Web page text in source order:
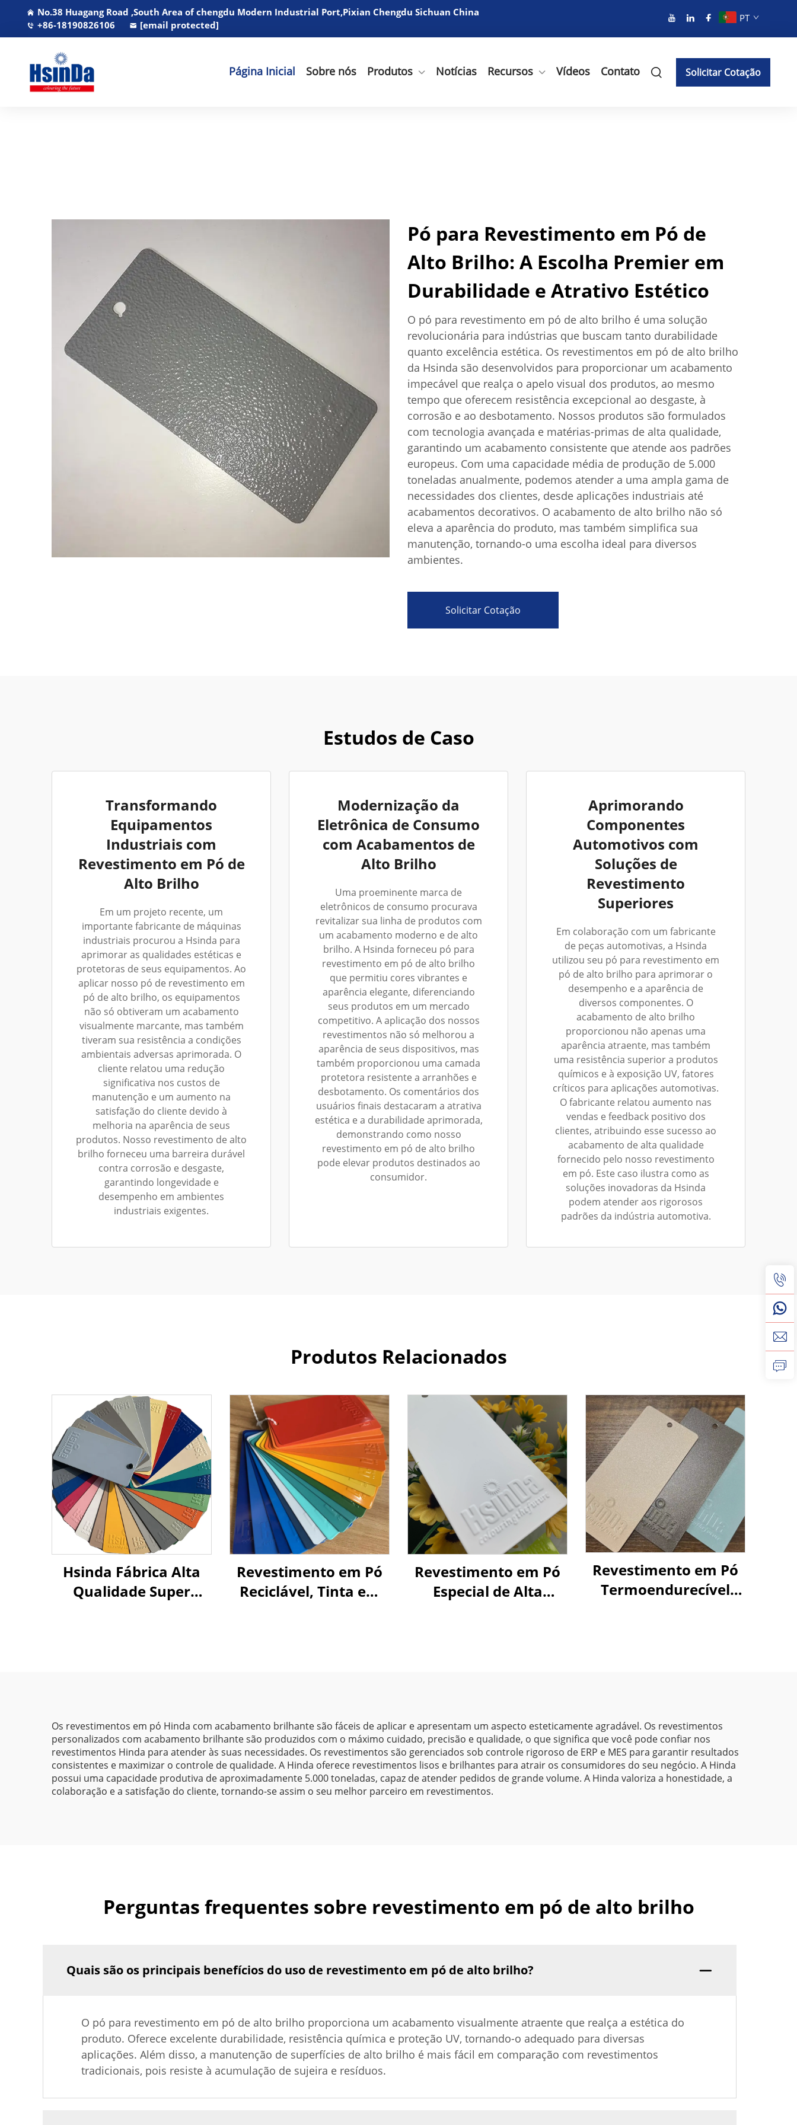
No.38 Huagang Road ,South Area of chengdu Modern Industrial Port,Pixian Chengdu Sichuan China
+86-18190826106
[email protected]
PT
Página Inicial Sobre nós Produtos Notícias Recursos Vídeos Contato Solicitar Cotação
Pó para Revestimento em Pó de
Alto Brilho: A Escolha Premier em
Durabilidade e Atrativo Estético
O pó para revestimento em pó de alto brilho é uma solução
revolucionária para indústrias que buscam tanto durabilidade
quanto excelência estética. Os revestimentos em pó de alto brilho
da Hsinda são desenvolvidos para proporcionar um acabamento
impecável que realça o apelo visual dos produtos, ao mesmo
tempo que oferecem resistência excepcional ao desgaste, à
corrosão e ao desbotamento. Nossos produtos são formulados
com tecnologia avançada e matérias-primas de alta qualidade,
garantindo um acabamento consistente que atende aos padrões
europeus. Com uma capacidade média de produção de 5.000
toneladas anualmente, podemos atender a uma ampla gama de
necessidades dos clientes, desde aplicações industriais até
acabamentos decorativos. O acabamento de alto brilho não só
eleva a aparência do produto, mas também simplifica sua
manutenção, tornando-o uma escolha ideal para diversos
ambientes.
Solicitar Cotação
Estudos de Caso
Transformando
Equipamentos
Industriais com
Revestimento em Pó de
Alto Brilho
Em um projeto recente, um
importante fabricante de máquinas
industriais procurou a Hsinda para
aprimorar as qualidades estéticas e
protetoras de seus equipamentos. Ao
aplicar nosso pó de revestimento em
pó de alto brilho, os equipamentos
não só obtiveram um acabamento
visualmente marcante, mas também
tiveram sua resistência a condições
ambientais adversas aprimorada. O
cliente relatou uma redução
significativa nos custos de
manutenção e um aumento na
satisfação do cliente devido à
melhoria na aparência de seus
produtos. Nosso revestimento de alto
brilho forneceu uma barreira durável
contra corrosão e desgaste,
garantindo longevidade e
desempenho em ambientes
industriais exigentes.
Modernização da
Eletrônica de Consumo
com Acabamentos de
Alto Brilho
Uma proeminente marca de
eletrônicos de consumo procurava
revitalizar sua linha de produtos com
um acabamento moderno e de alto
brilho. A Hsinda forneceu pó para
revestimento em pó de alto brilho
que permitiu cores vibrantes e
aparência elegante, diferenciando
seus produtos em um mercado
competitivo. A aplicação dos nossos
revestimentos não só melhorou a
aparência de seus dispositivos, mas
também proporcionou uma camada
protetora resistente a arranhões e
desbotamento. Os comentários dos
usuários finais destacaram a atrativa
estética e a durabilidade aprimorada,
demonstrando como nosso
revestimento em pó de alto brilho
pode elevar produtos destinados ao
consumidor.
Aprimorando
Componentes
Automotivos com
Soluções de
Revestimento
Superiores
Em colaboração com um fabricante
de peças automotivas, a Hsinda
utilizou seu pó para revestimento em
pó de alto brilho para aprimorar o
desempenho e a aparência de
diversos componentes. O
acabamento de alto brilho
proporcionou não apenas uma
aparência atraente, mas também
uma resistência superior a produtos
químicos e à exposição UV, fatores
críticos para aplicações automotivas.
O fabricante relatou aumento nas
vendas e feedback positivo dos
clientes, atribuindo esse sucesso ao
acabamento de alta qualidade
fornecido pelo nosso revestimento
em pó. Este caso ilustra como as
soluções inovadoras da Hsinda
podem atender aos rigorosos
padrões da indústria automotiva.
Produtos Relacionados
Hsinda Fábrica Alta
Qualidade Super
Revestimento em Pó
Reciclável, Tinta em
Revestimento em Pó
Especial de Alta
Revestimento em Pó
Termoendurecível
e Arquitetônicas
Os revestimentos em pó Hinda com acabamento brilhante são fáceis de aplicar e apresentam um aspecto esteticamente agradável. Os revestimentos
personalizados com acabamento brilhante são produzidos com o máximo cuidado, precisão e qualidade, o que significa que você pode confiar nos
revestimentos Hinda para atender às suas necessidades. Os revestimentos são gerenciados sob controle rigoroso de ERP e MES para garantir resultados
consistentes e maximizar o controle de qualidade. A Hinda oferece revestimentos lisos e brilhantes para atrair os consumidores do seu negócio. A Hinda
possui uma capacidade produtiva de aproximadamente 5.000 toneladas, capaz de atender pedidos de grande volume. A Hinda valoriza a honestidade, a
colaboração e a satisfação do cliente, tornando-se assim o seu melhor parceiro em revestimentos.
Perguntas frequentes sobre revestimento em pó de alto brilho
Quais são os principais benefícios do uso de revestimento em pó de alto brilho?
O pó para revestimento em pó de alto brilho proporciona um acabamento visualmente atraente que realça a estética do
produto. Oferece excelente durabilidade, resistência química e proteção UV, tornando-o adequado para diversas
aplicações. Além disso, a manutenção de superfícies de alto brilho é mais fácil em comparação com revestimentos
tradicionais, pois resiste à acumulação de sujeira e resíduos.